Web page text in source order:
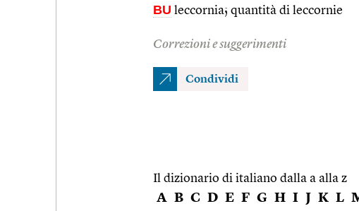
BU leccornia; quantità di leccornie
Correzioni e suggerimenti
Condividi
Il dizionario di italiano dalla a alla z
A B C D E F G H I J K L